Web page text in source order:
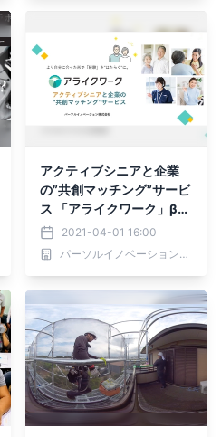
アクティブシニアと企業
の”共創マッチング”サービ
ス 「アライクワーク」β版
のリリースが決定 、リリ
ースに先駆け、介護施設を
対象に『業務改善サービ
2021-04-01 16:00
パーソルイノベーション株式会社 ※2021年12月28日にサービスクローズいたしました。